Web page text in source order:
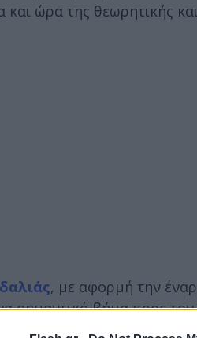
και ώρα της θεωρητικής
, με αφορμή την
σημαντικό βήμα προς
ψηφιακού